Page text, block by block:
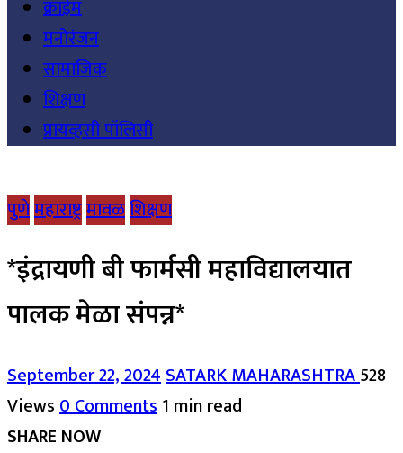
क्राईम
मनोरंजन
सामाजिक
शिक्षण
प्रायव्हसी पॉलिसी
पुणेमहाराष्ट्रमावळशिक्षण
*इंद्रायणी बी फार्मसी महाविद्यालयात
पालक मेळा संपन्न*
September 22, 2024SATARK MAHARASHTRA528
Views0 Comments1 min read
SHARE NOW